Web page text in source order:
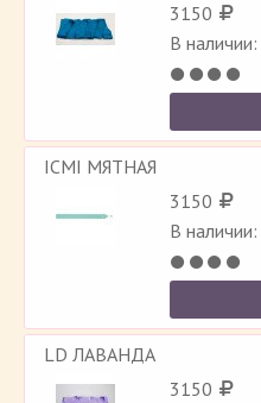
3150
В наличии:
ICMI МЯТНАЯ
3150
В наличии:
LD ЛАВАНДА
3150